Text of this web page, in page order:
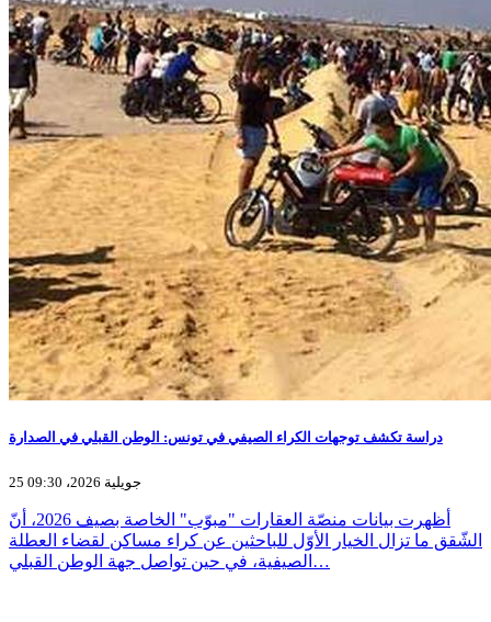
دراسة تكشف توجهات الكراء الصيفي في تونس: الوطن القبلي في الصدارة
25 جويلية 2026، 09:30
أظهرت بيانات منصّة العقارات "مبوّب" الخاصة بصيف 2026، أنّ
الشّقق ما تزال الخيار الأوّل للباحثين عن كراء مساكن لقضاء العطلة
الصيفية، في حين تواصل جهة الوطن القبلي…